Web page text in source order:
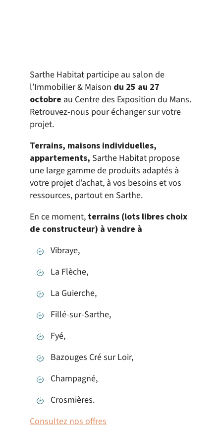
Sarthe Habitat participe au salon de
l’Immobilier & Maison du 25 au 27
octobre au Centre des Exposition du Mans.
Retrouvez-nous pour échanger sur votre
projet.
Terrains, maisons individuelles,
appartements, Sarthe Habitat propose
une large gamme de produits adaptés à
votre projet d’achat, à vos besoins et vos
ressources, partout en Sarthe.
En ce moment, terrains (lots libres choix
de constructeur) à vendre à
Vibraye,
La Flèche,
La Guierche,
Fillé-sur-Sarthe,
Fyé,
Bazouges Cré sur Loir,
Champagné,
Crosmières.
Consultez nos offres